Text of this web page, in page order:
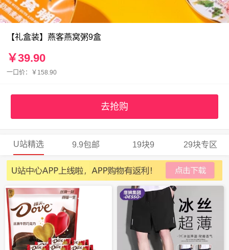
【礼盒装】燕客燕窝粥9盒
￥39.90
一口价：￥158.90
去抢购
U站精选 9.9包邮 19块9 29块专区